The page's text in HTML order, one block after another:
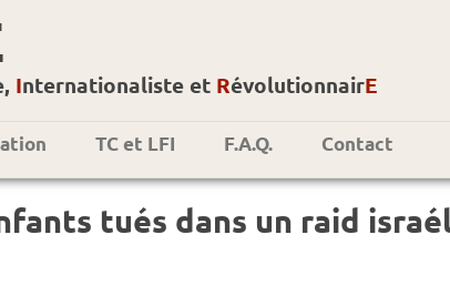
Internationaliste et RévolutionnairE
TC et LFI F.A.Q. Contact
tués dans un raid